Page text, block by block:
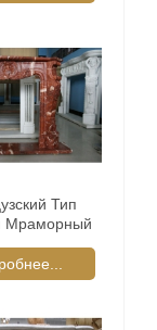
Тип
Мраморный